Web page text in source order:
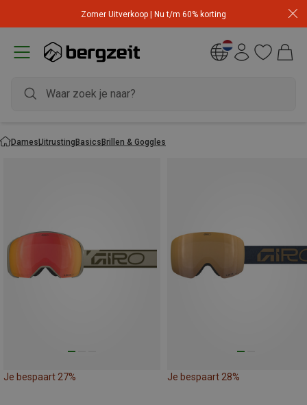
Zomer Uitverkoop | Nu t/m 60% korting
DamesUitrustingBasicsBrillen & Goggles
Je bespaart 27% Je bespaart 28%